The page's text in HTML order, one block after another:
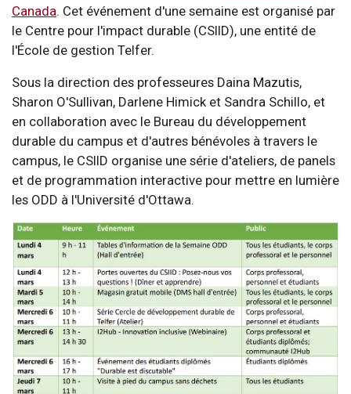
Canada. Cet événement d'une semaine est organisé par
le Centre pour l'impact durable (CSIID), une entité de
l'École de gestion Telfer.
Sous la direction des professeures Daina Mazutis,
Sharon O'Sullivan, Darlene Himick et Sandra Schillo, et
en collaboration avec le Bureau du développement
durable du campus et d'autres bénévoles à travers le
campus, le CSIID organise une série d'ateliers, de panels
et de programmation interactive pour mettre en lumière
les ODD à l'Université d'Ottawa.